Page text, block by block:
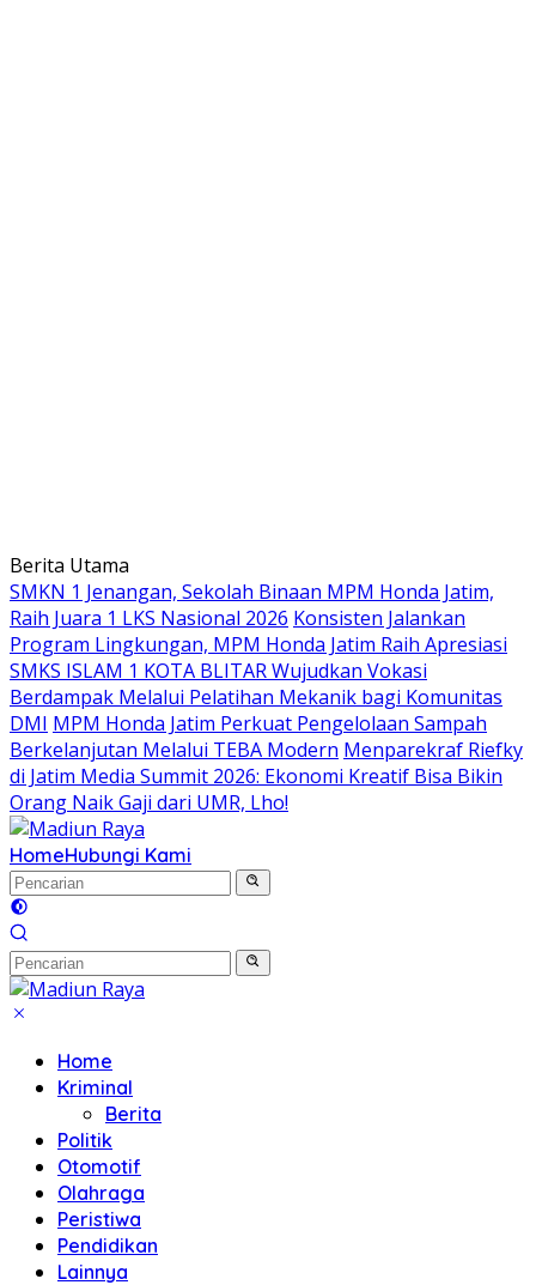
Langsung
ke
konten
Berita Utama
SMKN 1 Jenangan, Sekolah Binaan MPM Honda Jatim,
Raih Juara 1 LKS Nasional 2026 Konsisten Jalankan
Program Lingkungan, MPM Honda Jatim Raih Apresiasi
SMKS ISLAM 1 KOTA BLITAR Wujudkan Vokasi
Berdampak Melalui Pelatihan Mekanik bagi Komunitas
DMI MPM Honda Jatim Perkuat Pengelolaan Sampah
Berkelanjutan Melalui TEBA Modern Menparekraf Riefky
di Jatim Media Summit 2026: Ekonomi Kreatif Bisa Bikin
Orang Naik Gaji dari UMR, Lho!
HomeHubungi Kami
Home
Kriminal
Berita
Politik
Otomotif
Olahraga
Peristiwa
Pendidikan
Lainnya